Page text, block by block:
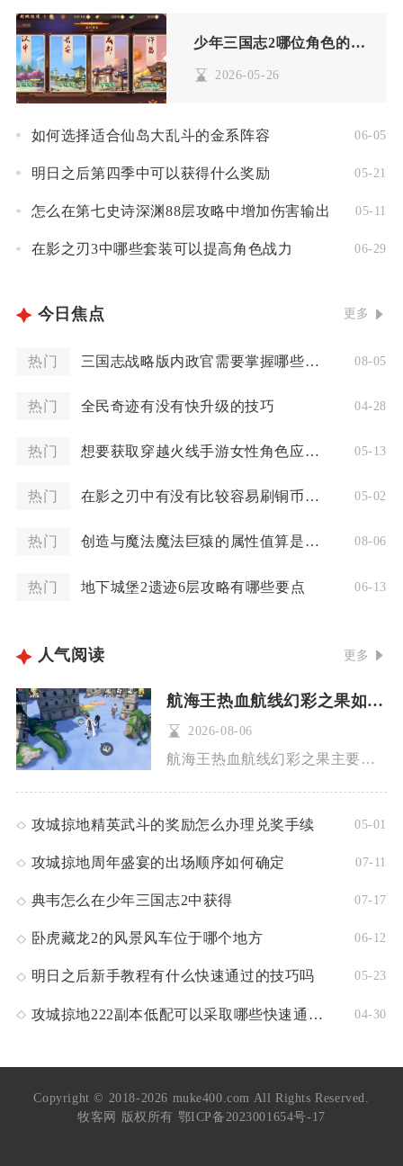
少年三国志2哪位角色的化身厉害
2026-05-26
如何选择适合仙岛大乱斗的金系阵容 06-05
明日之后第四季中可以获得什么奖励 05-21
怎么在第七史诗深渊88层攻略中增加伤害输出 05-11
在影之刃3中哪些套装可以提高角色战力 06-29
今日焦点 更多
热门 三国志战略版内政官需要掌握哪些实用战法 08-05
热门 全民奇迹有没有快升级的技巧 04-28
热门 想要获取穿越火线手游女性角色应该怎么办 05-13
热门 在影之刃中有没有比较容易刷铜币的地方 05-02
热门 创造与魔法魔法巨猿的属性值算是极品吗 08-06
热门 地下城堡2遗迹6层攻略有哪些要点 06-13
人气阅读 更多
航海王热血航线幻彩之果如何使用
2026-08-06
航海王热血航线幻彩之果主要消耗渠道分为商城礼包采购、黄金之果...
攻城掠地精英武斗的奖励怎么办理兑奖手续 05-01
攻城掠地周年盛宴的出场顺序如何确定 07-11
典韦怎么在少年三国志2中获得 07-17
卧虎藏龙2的风景风车位于哪个地方 06-12
明日之后新手教程有什么快速通过的技巧吗 05-23
攻城掠地222副本低配可以采取哪些快速通关的方法 04-30
Copyright © 2018-2026 muke400.com All Rights Reserved.
牧客网 版权所有 鄂ICP备2023001654号-17